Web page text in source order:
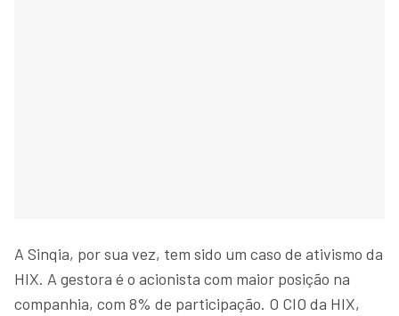
A Sinqia, por sua vez, tem sido um caso de ativismo da
HIX. A gestora é o acionista com maior posição na
companhia, com 8% de participação. O CIO da HIX,